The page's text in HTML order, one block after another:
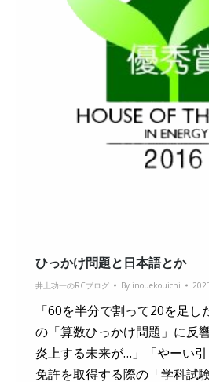
ひっかけ問題と日本語とか
井上功一のRCブログ By inouekouichi
「60を半分で割って20を足
の「算数ひっかけ問題」に反
炎上する未来が…」「やーい
免許を取得する際の「学科試